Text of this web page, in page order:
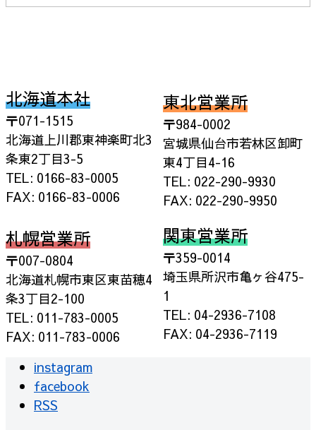
北海道本社
〒071-1515
北海道上川郡東神楽町北3
条東2丁目3-5
TEL: 0166-83-0005
FAX: 0166-83-0006
札幌営業所
〒007-0804
北海道札幌市東区東苗穂4
条3丁目2-100
TEL: 011-783-0005
FAX: 011-783-0006
東北営業所
〒984-0002
宮城県仙台市若林区卸町
東4丁目4-16
TEL: 022-290-9930
FAX: 022-290-9950
関東営業所
〒359-0014
埼玉県所沢市亀ヶ谷475-
1
TEL: 04-2936-7108
FAX: 04-2936-7119
instagram
facebook
RSS